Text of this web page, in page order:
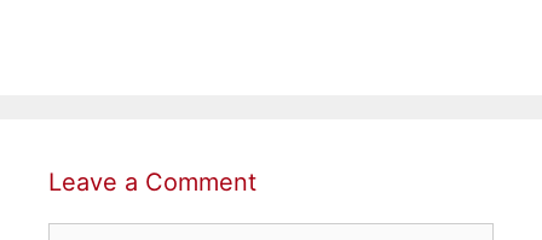
Leave a Comment